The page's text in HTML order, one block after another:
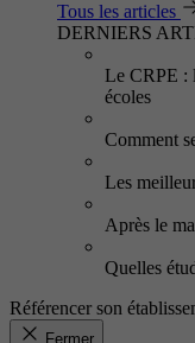
Tous les articles
DERNIERS
Le CRPE :
écoles
Comment
Les
Après le
Quelles
Référencer son
Fermer